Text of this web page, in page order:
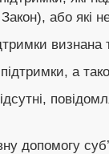
Закон), або які
а
допомогу